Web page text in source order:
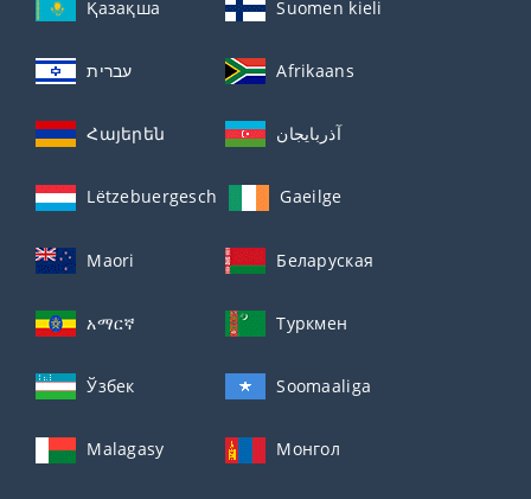
Қазақша Suomen kieli
עברית Afrikaans
Հայերեն آذربايجان
Lëtzebuergesch Gaeilge
Maori Беларуская
አማርኛ Туркмен
Ўзбек Soomaaliga
Malagasy Монгол